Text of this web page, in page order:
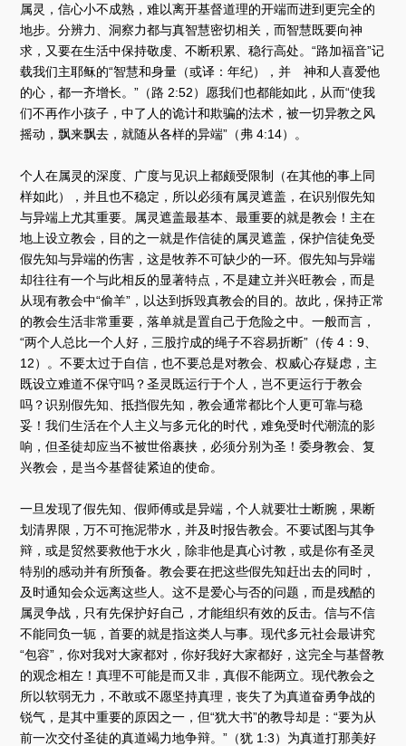
属灵，信心小不成熟，难以离开基督道理的开端而进到更完全的
地步。分辨力、洞察力都与真智慧密切相关，而智慧既要向神
求，又要在生活中保持敬虔、不断积累、稳行高处。“路加福音”记
载我们主耶稣的“智慧和身量（或译：年纪），并 神和人喜爱他
的心，都一齐增长。”（路 2:52）愿我们也都能如此，从而“使我
们不再作小孩子，中了人的诡计和欺骗的法术，被一切异教之风
摇动，飘来飘去，就随从各样的异端”（弗 4:14）。
个人在属灵的深度、广度与见识上都颇受限制（在其他的事上同
样如此），并且也不稳定，所以必须有属灵遮盖，在识别假先知
与异端上尤其重要。属灵遮盖最基本、最重要的就是教会！主在
地上设立教会，目的之一就是作信徒的属灵遮盖，保护信徒免受
假先知与异端的伤害，这是牧养不可缺少的一环。假先知与异端
却往往有一个与此相反的显著特点，不是建立并兴旺教会，而是
从现有教会中“偷羊”，以达到拆毁真教会的目的。故此，保持正常
的教会生活非常重要，落单就是置自己于危险之中。一般而言，
“两个人总比一个人好，三股拧成的绳子不容易折断”（传 4：9、
12）。不要太过于自信，也不要总是对教会、权威心存疑虑，主
既设立难道不保守吗？圣灵既运行于个人，岂不更运行于教会
吗？识别假先知、抵挡假先知，教会通常都比个人更可靠与稳
妥！我们生活在个人主义与多元化的时代，难免受时代潮流的影
响，但圣徒却应当不被世俗裹挟，必须分别为圣！委身教会、复
兴教会，是当今基督徒紧迫的使命。
一旦发现了假先知、假师傅或是异端，个人就要壮士断腕，果断
划清界限，万不可拖泥带水，并及时报告教会。不要试图与其争
辩，或是贸然要救他于水火，除非他是真心讨教，或是你有圣灵
特别的感动并有所预备。教会要在把这些假先知赶出去的同时，
及时通知会众远离这些人。这不是爱心与否的问题，而是残酷的
属灵争战，只有先保护好自己，才能组织有效的反击。信与不信
不能同负一轭，首要的就是指这类人与事。现代多元社会最讲究
“包容”，你对我对大家都对，你好我好大家都好，这完全与基督教
的观念相左！真理不可能是而又非，真假不能两立。现代教会之
所以软弱无力，不敢或不愿坚持真理，丧失了为真道奋勇争战的
锐气，是其中重要的原因之一，但“犹大书”的教导却是：“要为从
前一次交付圣徒的真道竭力地争辩。”（犹 1:3）为真道打那美好